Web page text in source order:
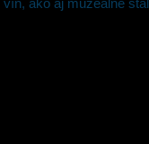
ako aj muzeálne